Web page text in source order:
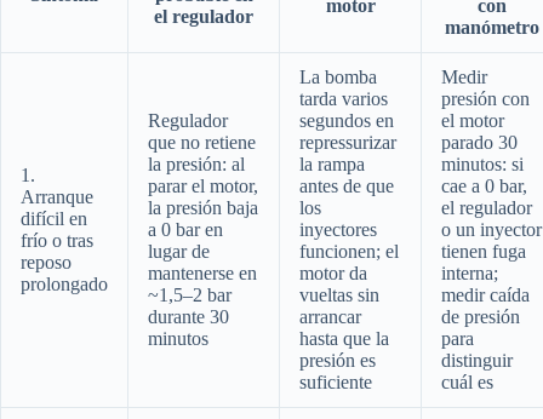
el regulador
motor
con
manómetro
1.
Arranque
difícil en
frío o tras
reposo
prolongado
Regulador
que no retiene
la presión: al
parar el motor,
la presión baja
a 0 bar en
lugar de
mantenerse en
~1,5–2 bar
durante 30
minutos
La bomba
tarda varios
segundos en
repressurizar
la rampa
antes de que
los
inyectores
funcionen; el
motor da
vueltas sin
arrancar
hasta que la
presión es
suficiente
Medir
presión con
el motor
parado 30
minutos: si
cae a 0 bar,
el regulador
o un inyector
tienen fuga
interna;
medir caída
de presión
para
distinguir
cuál es